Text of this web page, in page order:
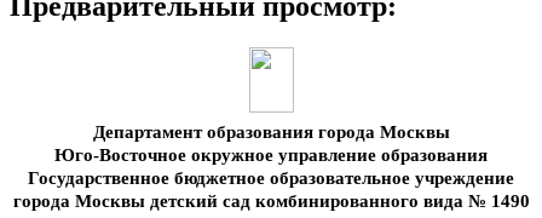
Предварительный просмотр:
Департамент образования города Москвы
Юго-Восточное окружное управление образования
Государственное бюджетное образовательное учреждение
города Москвы детский сад комбинированного вида № 1490